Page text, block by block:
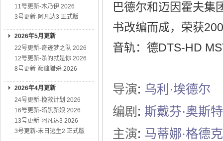
11号更新-木乃伊 2026
3号更新-阿凡达3 正式版
2026年5月更新
22号更新-奇迹梦之队 2026
12号更新-杀的就是你 2026
8号更新-巅峰猎杀 2026
2026年4月更新
24号更新-挽救计划 2026
16号更新-暗黑新娘 2026
13号更新-阿凡达3 2026
3号更新-末日逃生2 正式版
巴德尔和迈因霍夫集
书改编而成，荣获
音轨：德DTS-HD
导演: 乌利·埃德尔
编剧 : 斯戴芬·奥斯特
主演: 马蒂娜·格德克